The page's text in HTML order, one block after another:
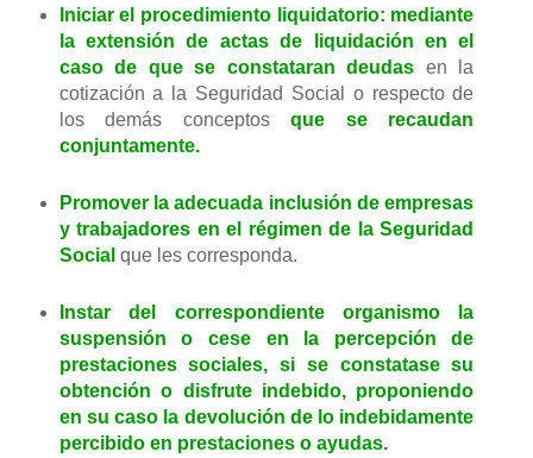
Iniciar el procedimiento liquidatorio: mediante
la extensión de actas de liquidación en el
caso de que se constataran deudas en la
cotización a la Seguridad Social o respecto de
los demás conceptosque se recaudan
conjuntamente.
Promover la adecuada inclusión de empresas
y trabajadores en el régimen de la Seguridad
Social que les corresponda.
Instar del correspondiente organismo la
suspensión o cese en la percepción de
prestaciones sociales, si se constatase su
obtención o disfrute indebido, proponiendo
en su caso la devolución de lo indebidamente
percibido en prestaciones o ayudas.